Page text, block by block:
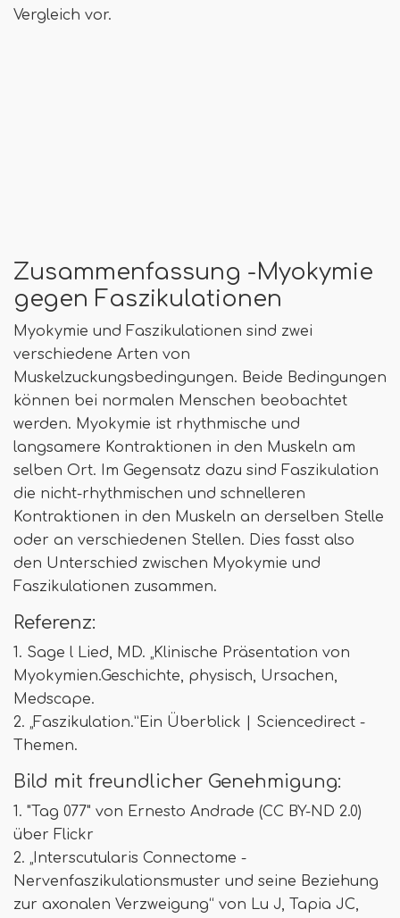
Vergleich vor.
Zusammenfassung -Myokymie
gegen Faszikulationen
Myokymie und Faszikulationen sind zwei
verschiedene Arten von
Muskelzuckungsbedingungen. Beide Bedingungen
können bei normalen Menschen beobachtet
werden. Myokymie ist rhythmische und
langsamere Kontraktionen in den Muskeln am
selben Ort. Im Gegensatz dazu sind Faszikulation
die nicht-rhythmischen und schnelleren
Kontraktionen in den Muskeln an derselben Stelle
oder an verschiedenen Stellen. Dies fasst also
den Unterschied zwischen Myokymie und
Faszikulationen zusammen.
Referenz:
1. Sage l Lied, MD. „Klinische Präsentation von
Myokymien.Geschichte, physisch, Ursachen,
Medscape.
2. „Faszikulation.”Ein Überblick | Sciencedirect -
Themen.
Bild mit freundlicher Genehmigung:
1. "Tag 077" von Ernesto Andrade (CC BY-ND 2.0)
über Flickr
2. „Interscutularis Connectome -
Nervenfaszikulationsmuster und seine Beziehung
zur axonalen Verzweigung“ von Lu J, Tapia JC,